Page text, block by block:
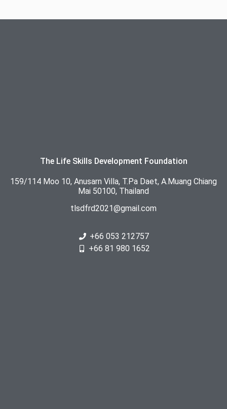
The Life Skills Development Foundation
159/114 Moo 10, Anusarn Villa, T.Pa Daet, A.Muang Chiang
Mai 50100, Thailand
tlsdfrd2021@gmail.com
+66 053 212757
+66 81 980 1652